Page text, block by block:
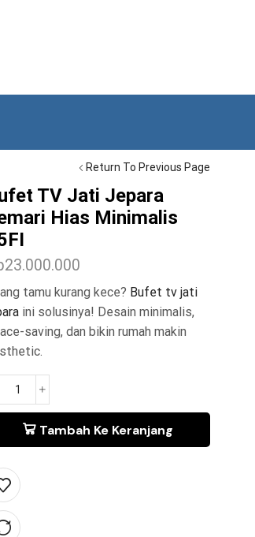
Return To Previous Page
TV Jati Jepara
Hias Minimalis
23.000.000
tamu kurang kece? Bufet tv jati
ini solusinya! Desain minimalis,
saving, dan bikin rumah makin
Tambah Ke Keranjang